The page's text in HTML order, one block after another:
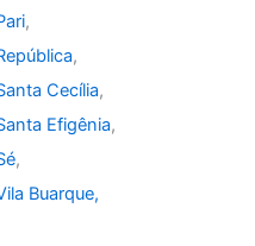
,
,
Cecília,
Efigênia,
,
Buarque,